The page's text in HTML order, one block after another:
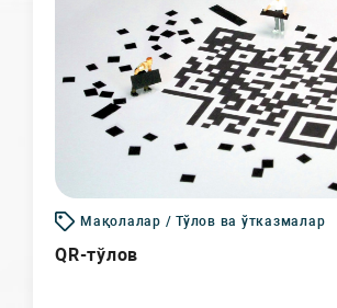
Мақолалар / Тўлов ва ўтказмалар
QR-тўлов